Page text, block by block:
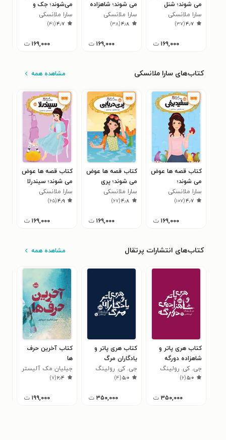
می شوند؛‌ شنل
قرمزی
سارا ملانسکی
۴٫۷(۳۷)
۱۶۹,۰۰۰ ت
می شوند؛ شاهزاده
قورباغه
سارا ملانسکی
۴٫۸(۳۸)
۱۶۹,۰۰۰ ت
می‌شوند؛ جک و
لوبیای سحرآمیز
سارا ملانسکی
۴٫۷(۴۱)
۱۶۹,۰۰۰ ت
کتاب‌های سارا ملانسکی مشاهده همه
کتاب قصه ها عوض
می شوند؛
سفیدبرفی
سارا ملانسکی
۴٫۷(۱۰۷)
۱۶۹,۰۰۰ ت
کتاب قصه ها عوض
می شوند؛ پری
دریایی
سارا ملانسکی
۴٫۸(۶۷)
۱۶۹,۰۰۰ ت
کتاب قصه ها عوض
می شوند؛ سیندرلا
سارا ملانسکی
۴٫۹(۶۵)
۱۶۹,۰۰۰ ت
کتاب‌های انتشارات پرتقال مشاهده همه
کتاب هری پاتر و
شاهزاده دورگه
جی. کی. رولینگ
۵٫۰(۶)
۳۵۰,۰۰۰ ت
کتاب هری پاتر و
یادگاران مرگ
جی. کی. رولینگ
۵٫۰(۴)
۳۵۰,۰۰۰ ت
کتاب آخرین حرف
ها
جیلیان مک آلیستر
۲٫۴(۷)
۱۹۹,۰۰۰ ت